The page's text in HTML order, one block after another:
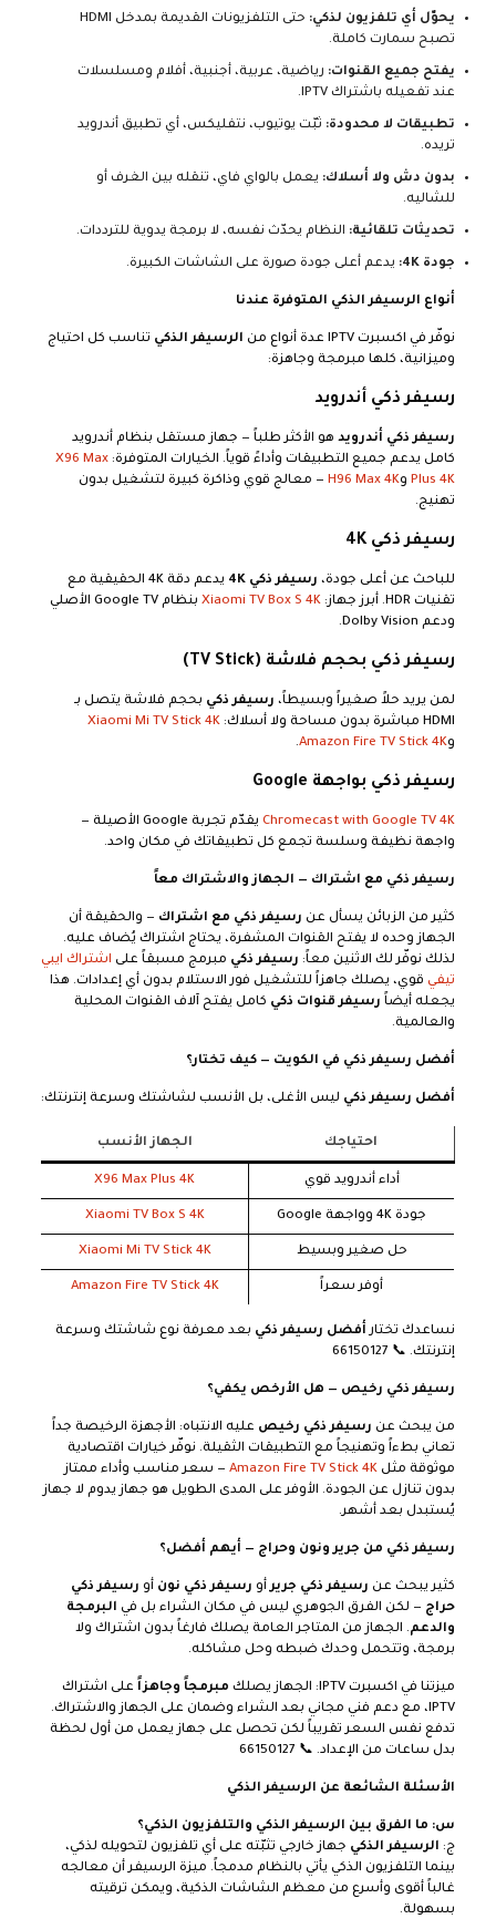
يحوّل أي تلفزيون لذكي:
حتى التلفزيونات القديمة بمدخل HDMI
تصبح سمارت كاملة.
يفتح جميع القنوات: رياضية، عربية، أجنبية، أفلام ومسلسلات
عند تفعيله باشتراك IPTV.
تطبيقات لا محدودة: ثبّت يوتيوب، نتفليكس، أي تطبيق أندرويد
تريده.
بدون دش ولا أسلاك: يعمل بالواي فاي، تنقله بين الغرف أو
للشاليه.
تحديثات تلقائية: النظام يحدّث نفسه، لا برمجة يدوية للترددات.
جودة 4K: يدعم أعلى جودة صورة على الشاشات الكبيرة.
أنواع الرسيفر الذكي المتوفرة عندنا
نوفّر في اكسبرت IPTV عدة أنواع من الرسيفر الذكي تناسب كل احتياج
وميزانية، كلها مبرمجة وجاهزة:
رسيفر ذكي أندرويد
رسيفر ذكي أندرويدهو الأكثر طلباً — جهاز مستقل بنظام أندرويد
كامل يدعم جميع التطبيقات وأداءً قوياً. الخيارات المتوفرة: X96 Max
Plus 4KوH96 Max 4K— معالج قوي وذاكرة كبيرة لتشغيل بدون
تهنيج.
رسيفر ذكي 4K
للباحث عن أعلى جودة، رسيفر ذكي 4K
يدعم دقة 4K الحقيقية مع
تقنيات HDR. أبرز جهاز:
Xiaomi TV Box S 4K
بنظام Google TV الأصلي
ودعم Dolby Vision.
رسيفر ذكي بحجم فلاشة (TV Stick)
لمن يريد حلاً صغيراً وبسيطاً، رسيفر ذكي بحجم فلاشة يتصل بـ
HDMI مباشرة بدون مساحة ولا أسلاك:
Xiaomi Mi TV Stick 4K
وAmazon Fire TV Stick 4K
.
رسيفر ذكي بواجهة Google
Chromecast with Google TV 4K
يقدّم تجربة Google الأصيلة —
واجهة نظيفة وسلسة تجمع كل تطبيقاتك في مكان واحد.
رسيفر ذكي مع اشتراك — الجهاز والاشتراك معاً
كثير من الزبائن يسأل عن رسيفر ذكي مع اشتراك — والحقيقة أن
الجهاز وحده لا يفتح القنوات المشفرة، يحتاج اشتراك يُضاف عليه.
لذلك نوفّر لك الاثنين معاً: رسيفر ذكي مبرمج مسبقاً على اشتراك ايبي
تيفي قوي، يصلك جاهزاً للتشغيل فور الاستلام بدون أي إعدادات. هذا
يجعله أيضاً رسيفر قنوات ذكي كامل يفتح آلاف القنوات المحلية
والعالمية.
أفضل رسيفر ذكي في الكويت — كيف تختار؟
أفضل رسيفر ذكي ليس الأغلى، بل الأنسب لشاشتك وسرعة إنترنتك:
احتياجك الجهاز الأنسب
أداء أندرويد قوي X96 Max Plus 4K
جودة 4K وواجهة Google Xiaomi TV Box S 4K
حل صغير وبسيط Xiaomi Mi TV Stick 4K
أوفر سعراً Amazon Fire TV Stick 4K
نساعدك تختارأفضل رسيفر ذكي بعد معرفة نوع شاشتك وسرعة
إنترنتك. 📞 66150127
رسيفر ذكي رخيص — هل الأرخص يكفي؟
من يبحث عن رسيفر ذكي رخيص عليه الانتباه: الأجهزة الرخيصة جداً
تعاني بطءاً وتهنيجاً مع التطبيقات الثقيلة. نوفّر خيارات اقتصادية
موثوقة مثل Amazon Fire TV Stick 4K— سعر مناسب وأداء ممتاز
بدون تنازل عن الجودة. الأوفر على المدى الطويل هو جهاز يدوم لا جهاز
يُستبدل بعد أشهر.
رسيفر ذكي من جرير ونون وحراج — أيهم أفضل؟
كثير يبحث عن رسيفر ذكي جريرأو رسيفر ذكي نون أو رسيفر ذكي
حراج — لكن الفرق الجوهري ليس في مكان الشراء بل في البرمجة
والدعم. الجهاز من المتاجر العامة يصلك فارغاً بدون اشتراك ولا
برمجة، وتتحمل وحدك ضبطه وحل مشاكله.
ميزتنا في اكسبرت IPTV: الجهاز يصلك مبرمجاً وجاهزاً على اشتراك
IPTV، مع دعم فني مجاني بعد الشراء وضمان على الجهاز والاشتراك.
تدفع نفس السعر تقريباً لكن تحصل على جهاز يعمل من أول لحظة
بدل ساعات من الإعداد. 📞 66150127
الأسئلة الشائعة عن الرسيفر الذكي
س: ما الفرق بين الرسيفر الذكي والتلفزيون الذكي؟
ج: الرسيفر الذكي جهاز خارجي تثبّته على أي تلفزيون لتحويله لذكي،
بينما التلفزيون الذكي يأتي بالنظام مدمجاً. ميزة الرسيفر أن معالجه
غالباً أقوى وأسرع من معظم الشاشات الذكية، ويمكن ترقيته
بسهولة.